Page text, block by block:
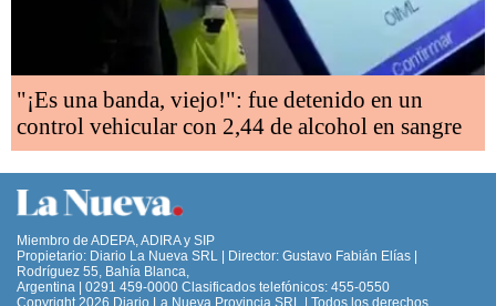
"¡Es una banda, viejo!": fue detenido en un
control vehicular con 2,44 de alcohol en sangre
Miembro de ADEPA, ADIRA y SIP
Propietario: Diario La Nueva SRL | Director: Gustavo Fabián Elías |
Rodríguez 55, Bahía Blanca,
Argentina | 0291 459-0000 Clasificados telefónicos: 455-0550
Copyright 2026 Diario La Nueva Provincia SRL | Todos los derechos